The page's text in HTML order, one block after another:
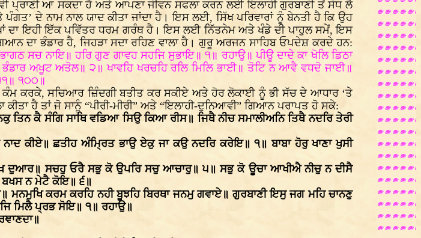
ਪ੍ਰਾਣੀ ਆ ਸਕਦਾ ਹੈ ਅਤੇ ਆਪਣਾ ਜੀਵਨ ਸਫਲਾ ਕਰਨ ਲਈ ਇਲਾਹੀ ਗੁਰਬਾਣੀ ਤੋਂ ਸੇਧ ਲੈ
ਦੇ ਨਾਮ ਨਾਲ ਯਾਦ ਕੀਤਾ ਜਾਂਦਾ ਹੈ। ਇਸ ਲਈ, ਸਿੱਖ ਪਰਿਵਾਰਾਂ ਨੂੰ ਬੇਨਤੀ ਹੈ ਕਿ ਉਹ
ਦਾ ਇਹੀ ਇੱਕ ਪਵਿੱਤਰ ਧਰਮ ਗਰੰਥ ਹੈ। ਇਸ ਲਈ ਨਿੱਤਨੇਮ ਅਤੇ ਖੰਡੇ ਦੀ ਪਾਹੁਲ ਸਮੇਂ, ਇਸ
ਦਾ ਭੰਡਾਰ ਹੈ, ਜਿਹੜਾ ਸਦਾ ਰਹਿਣ ਵਾਲਾ ਹੈ। ਗੁਰੂ ਅਰਜਨ ਸਾਹਿਬ ਓਪਦੇਸ਼ ਕਰਦੇ ਹਨ:
ਸਚ ਨਾਇ॥ ਹਰਿ ਗੁਣ ਗਾਵਹ ਸਹਜਿ ਸੁਭਾਇ॥ ੧॥ ਰਹਾਉ॥ ਪੀਊ ਦਾਦੇ ਕਾ ਖੋਲਿ ਡਿਠਾ
ਅਖੂਟ ਅਤੋਲ॥ ੨॥ ਖਾਵਹਿ ਖਰਚਹਿ ਰਲਿ ਮਿਲਿ ਭਾਈ॥ ਤੋਟਿ ਨ ਆਵੈ ਵਧਦੋ ਜਾਈ॥
੧੦੦॥
ਕਰਕੇ, ਸਚਿਆਰ ਜ਼ਿੰਦਗੀ ਬਤੀਤ ਕਰ ਸਕੀਏ ਅਤੇ ਹੋਰ ਲੋਕਾਈ ਨੂੰ ਭੀ ਸੱਚ ਦੇ ਆਧਾਰ ‘ਤੇ
ਹੈ ਤਾਂ ਜੋ ਸਾਨੂੰ “ਪੀਰੀ-ਮੀਰੀ” ਅਤੇ “ਇਲਾਹੀ-ਦੁਨਿਆਵੀ” ਗਿਆਨ ਪਰਾਪਤ ਹੋ ਸਕੇ:
ਤਿਨ ਕੈ ਸੰਗਿ ਸਾਥਿ ਵਡਿਆ ਸਿਉ ਕਿਆ ਰੀਸ॥ ਜਿਥੈ ਨੀਚ ਸਮਾਲੀਅਨਿ ਤਿਥੈ ਨਦਰਿ ਤੇਰੀ
ਕੀਏ॥ ਛਤੀਹ ਅੰਮ੍ਰਿਤ ਭਾਉ ਏਕੁ ਜਾ ਕਉ ਨਦਰਿ ਕਰੇਇ॥ ੧॥ ਬਾਬਾ ਹੋਰੁ ਖਾਣਾ ਖੁਸੀ
ਦੁਆਰ॥ ਸਚਹੁ ਓਰੈ ਸਭੁ ਕੋ ਉਪਰਿ ਸਚੁ ਆਚਾਰੁ॥ ੫॥ ਸਭੁ ਕੋ ਊਚਾ ਆਖੀਐ ਨੀਚੁ ਨ ਦੀਸੈ
ਬਖਸ ਨ ਮੇਟੈ ਕੋਇ॥ ੬॥
ਕਰਮ ਕਰਹਿ ਨਹੀ ਬੂਝਹਿ ਬਿਰਥਾ ਜਨਮੁ ਗਵਾਏ॥ ਗੁਰਬਾਣੀ ਇਸੁ ਜਗ ਮਹਿ ਚਾਨਣੁ
ਮਿਲੈ ਪ੍ਰਭ ਸੋਇ॥ ੧॥ ਰਹਾਉ॥